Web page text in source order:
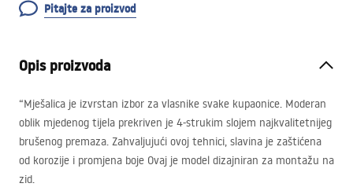
Pitajte za proizvod
Opis proizvoda
“Mješalica je izvrstan izbor za vlasnike svake kupaonice. Moderan
oblik mjedenog tijela prekriven je 4-strukim slojem najkvalitetnijeg
brušenog premaza. Zahvaljujući ovoj tehnici, slavina je zaštićena
od korozije i promjena boje Ovaj je model dizajniran za montažu na
zid.